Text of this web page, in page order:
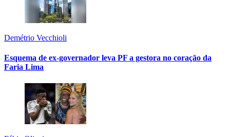
Demétrio Vecchioli
Esquema de ex-governador leva PF a gestora no coração da
Faria Lima